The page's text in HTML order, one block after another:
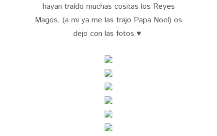
hayan traído muchas cositas los Reyes
Magos, (a mi ya me las trajo Papa Noel) os
dejo con las fotos ♥